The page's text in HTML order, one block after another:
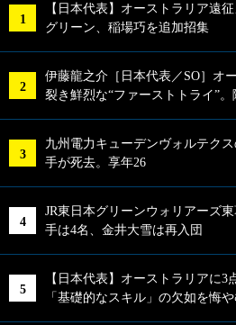
【日本代表】オーストラリア遠
グリーン、稲場巧を追加招集
伊藤龍之介［日本代表／SO］オ
裂き鮮烈な“ファーストトライ”
九州電力キューデンヴォルテク
手が死去。享年26
JR東日本グリーンウォリアーズ
手は4名、金井大雪は再入団
【日本代表】オーストラリアに3
「基礎的なスキル」の欠如を悔